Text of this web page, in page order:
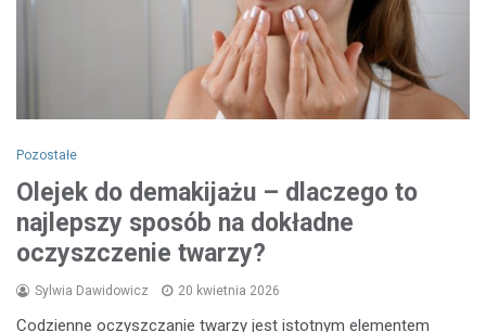
Pozostałe
Olejek do demakijażu – dlaczego to
najlepszy sposób na dokładne
oczyszczenie twarzy?
Sylwia Dawidowicz 20 kwietnia 2026
Codzienne oczyszczanie twarzy jest istotnym elementem